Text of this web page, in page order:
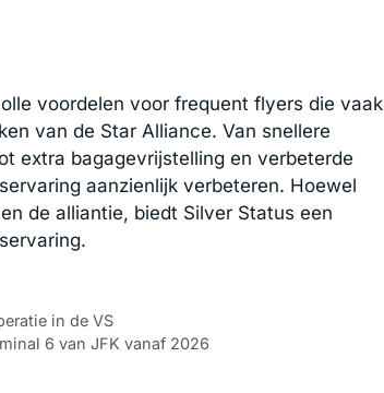
voordelen voor frequent flyers die vaak
van de Star Alliance. Van snellere
extra bagagevrijstelling en verbeterde
aanzienlijk verbeteren. Hoewel
de alliantie, biedt Silver Status een
in de VS
6 van JFK vanaf 2026